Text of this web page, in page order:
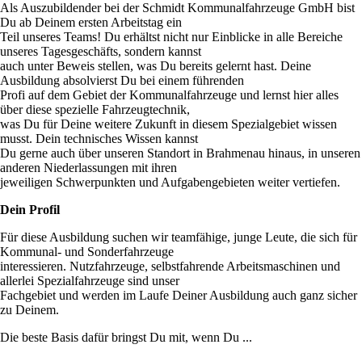
Als Auszubildender bei der Schmidt Kommunalfahrzeuge GmbH bist
Du ab Deinem ersten Arbeitstag ein
Teil unseres Teams! Du erhältst nicht nur Einblicke in alle Bereiche
unseres Tagesgeschäfts, sondern kannst
auch unter Beweis stellen, was Du bereits gelernt hast. Deine
Ausbildung absolvierst Du bei einem führenden
Profi auf dem Gebiet der Kommunalfahrzeuge und lernst hier alles
über diese spezielle Fahrzeugtechnik,
was Du für Deine weitere Zukunft in diesem Spezialgebiet wissen
musst. Dein technisches Wissen kannst
Du gerne auch über unseren Standort in Brahmenau hinaus, in unseren
anderen Niederlassungen mit ihren
jeweiligen Schwerpunkten und Aufgabengebieten weiter vertiefen.
Dein Profil
Für diese Ausbildung suchen wir teamfähige, junge Leute, die sich für
Kommunal- und Sonderfahrzeuge
interessieren. Nutzfahrzeuge, selbstfahrende Arbeitsmaschinen und
allerlei Spezialfahrzeuge sind unser
Fachgebiet und werden im Laufe Deiner Ausbildung auch ganz sicher
zu Deinem.
Die beste Basis dafür bringst Du mit, wenn Du ...